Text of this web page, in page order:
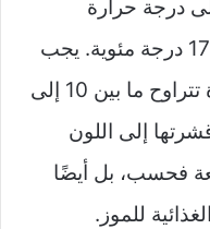
درجة حرارة
منخفضة، تتراوح بين 150 إلى 175 درجة مئوية. يجب
أن تبقى الفاكهة في الفرن لمدة تتراوح ما بين 10 إلى
إلى اللون
فحسب، بل أيضًا
للموز.